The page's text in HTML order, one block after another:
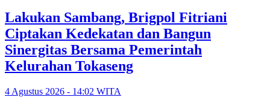
Lakukan Sambang, Brigpol Fitriani
Ciptakan Kedekatan dan Bangun
Sinergitas Bersama Pemerintah
Kelurahan Tokaseng
4 Agustus 2026 - 14:02 WITA